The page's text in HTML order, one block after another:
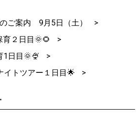
ご案内 9月5日（土）
育２日目🌞🌻
日目🌞🍨
トツアー１日目🌟